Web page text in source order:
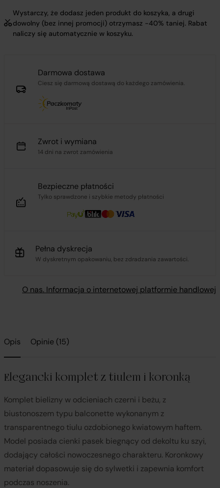
Wystarczy, że dodasz jeden produkt do koszyka, a drugi
dowolny (bez innej promocji) otrzymasz -40% taniej. Rabat
naliczy się automatycznie w koszyku.
Darmowa dostawa
Ciesz się darmową dostawą do każdego zamówienia.
Zwrot i wymiana
14 dni na zwrot zamówienia
Bezpieczne płatności
Tylko sprawdzone i szybkie metody płatności
Pełna dyskrecja
W dyskretnym opakowaniu, bez zdradzania zawartości.
O nas. Informacja o internetowej platformie handlowej
Opis Opinie (15)
Elegancki komplet z tiulem i koronką
Komplet bielizny w odcieniach czerni i beżu, z
biustonoszem typu balconette wykonanym z
transparentnego tiulu ozdobionego kwiatowym haftem.
Model posiada cienki pasek biegnący od dekoltu ku szyi,
dodający całości nowoczesnego charakteru. Koronkowy
materiał dopasowuje się do sylwetki i zapewnia komfort
podczas noszenia.